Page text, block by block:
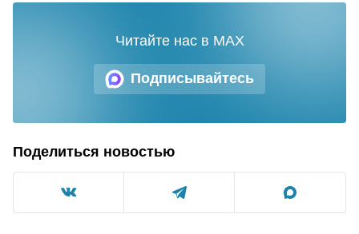
Подписывайтесь
Читайте нас в MAX
Поделиться новостью